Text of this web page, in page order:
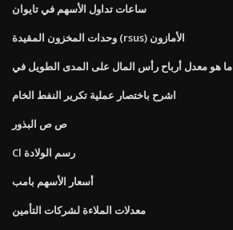
ساعات تداول الأسهم في تايوان
وحدات المخزون المقيدة (rsus) الأمازون
ما هو معدل أرباح رأس المال على المدى الطويل في
اشرح باختصار عملية تكرير النفط الخام
ص ص البذور
Cl رسم الولادة
أسعار الأسهم بامب
معدلات الملاءة لشركات التأمين